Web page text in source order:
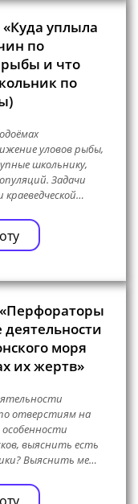
уплыла
по
и что
по
уловов рыбы,
школьнику,
Задачи
«Перфораторы
моря
их жертв»
отверстиям на
выяснить есть
Выяснить ме…